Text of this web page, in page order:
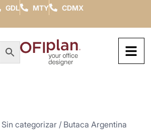
GDL MTY CDMX
Sin categorizar / Butaca Argentina